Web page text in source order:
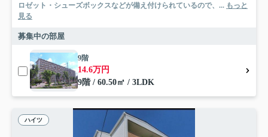
ロゼット・シューズボックスなどが備え付けられているので、... もっと
見る
募集中の部屋
9階
14.6万円
9階 / 60.50㎡ / 3LDK
ハイツ